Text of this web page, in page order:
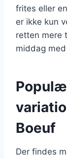
frites eller
er ikke kun
retten mere
middag
Boeuf
Der findes